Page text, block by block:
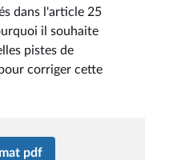
dans l'article 25
il souhaite
pistes de
corriger cette
pdf